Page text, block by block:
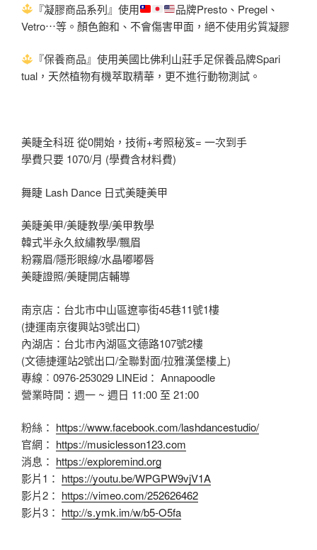
『凝膠商品系列』使用
品牌Presto、Pregel、
Vetro⋯等。顏色飽和、不會傷害甲面，絕不使用劣質凝膠
『保養商品』使用美國比佛利山莊手足保養品牌Spari
tual，天然植物有機萃取精華，更不進行動物測試。
美睫全科班 從0開始，技術+考照秘笈= 一次到手
學費只要 1070/月 (學費含材料費)
舞睫 Lash Dance 日式美睫美甲
美睫美甲/美睫教學/美甲教學
韓式半永久紋繡教學/飄眉
粉霧眉/隱形眼線/水晶嘟嘟唇
美睫證照/美睫開店輔導
南京店：台北市中山區遼寧街45巷11號1樓
(捷運南京復興站3號出口)
內湖店：台北市內湖區文德路107號2樓
(文德捷運站2號出口/全聯對面/拉雅漢堡樓上)
專線︰0976-253029 LINEid： Annapoodle
營業時間：週一 ~ 週日 11:00 至 21:00
粉絲： https://www.facebook.com/lashdancestudio/
官網： https://musiclesson123.com
消息： https://exploremind.org
影片1： https://youtu.be/WPGPW9vjV1A
影片2： https://vimeo.com/252626462
影片3： http://s.ymk.im/w/b5-O5fa